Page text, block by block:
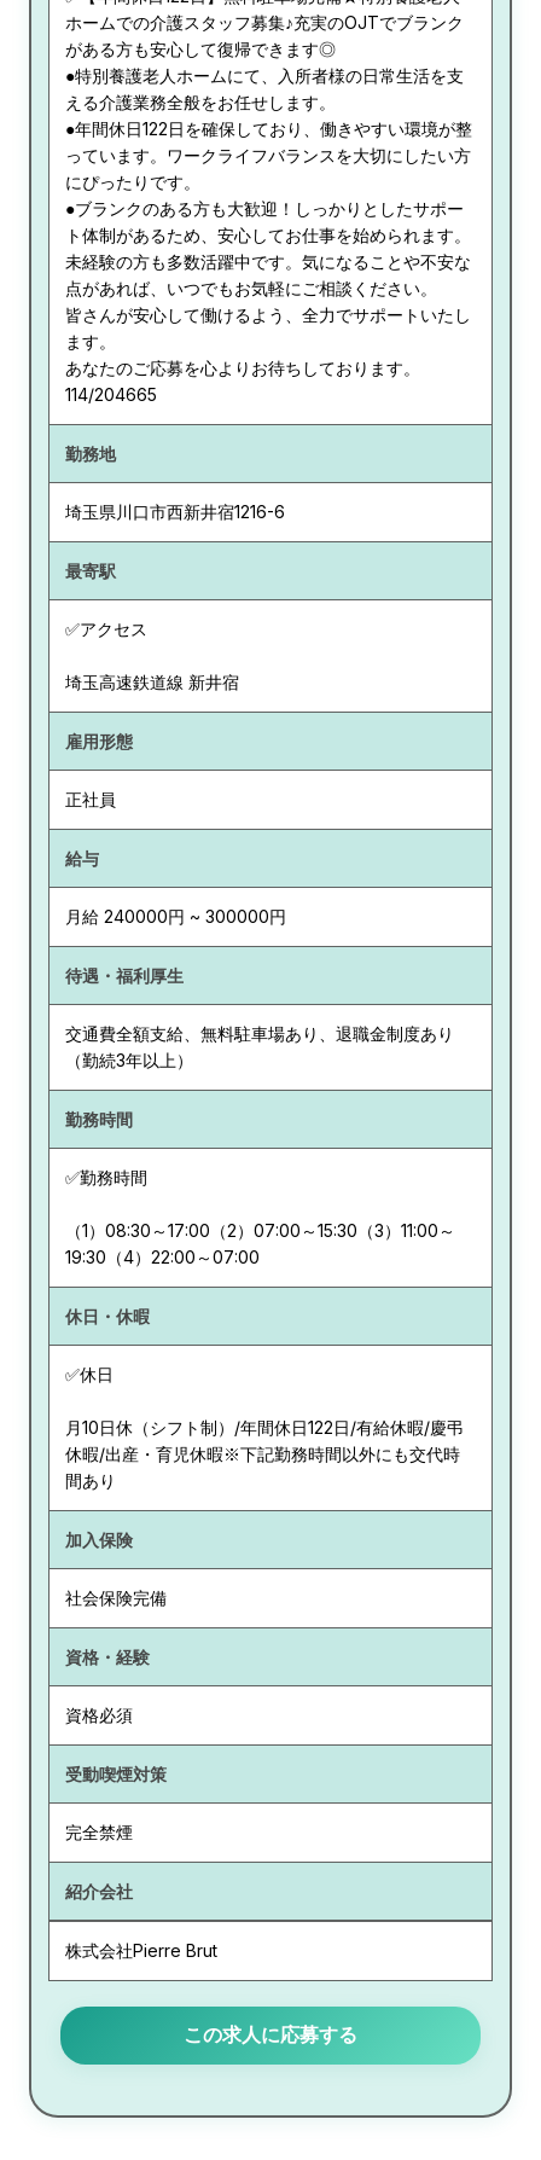
ホームでの介護スタッフ募集♪充実のOJTでブランク
がある方も安心して復帰できます◎
●特別養護老人ホームにて、入所者様の日常生活を支
える介護業務全般をお任せします。
●年間休日122日を確保しており、働きやすい環境が整
っています。ワークライフバランスを大切にしたい方
にぴったりです。
●ブランクのある方も大歓迎！しっかりとしたサポー
ト体制があるため、安心してお仕事を始められます。
未経験の方も多数活躍中です。気になることや不安な
点があれば、いつでもお気軽にご相談ください。
皆さんが安心して働けるよう、全力でサポートいたし
ます。
あなたのご応募を心よりお待ちしております。
114/204665
勤務地
埼玉県 川口市西新井宿1216-6
最寄駅
✅アクセス
埼玉高速鉄道線 新井宿
雇用形態
正社員
給与
月給 240000円 ~ 300000円
待遇・福利厚生
交通費全額支給、無料駐車場あり、退職金制度あり
（勤続3年以上）
勤務時間
✅勤務時間
（1）08:30～17:00（2）07:00～15:30（3）11:00～
19:30（4）22:00～07:00
休日・休暇
✅休日
月10日休（シフト制）/年間休日122日/有給休暇/慶弔
休暇/出産・育児休暇※下記勤務時間以外にも交代時
間あり
加入保険
社会保険完備
資格・経験
資格必須
受動喫煙対策
完全禁煙
紹介会社
株式会社Pierre Brut
この求人に応募する